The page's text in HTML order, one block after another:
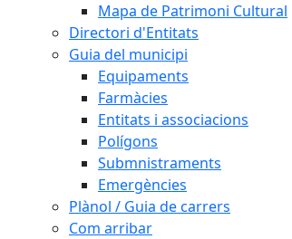
Mapa de Patrimoni Cultural
Directori d'Entitats
Guia del municipi
Equipaments
Farmàcies
Entitats i associacions
Polígons
Submnistraments
Emergències
Plànol / Guia de carrers
Com arribar